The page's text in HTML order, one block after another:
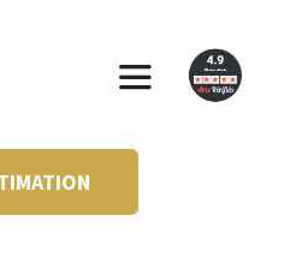
Toggle